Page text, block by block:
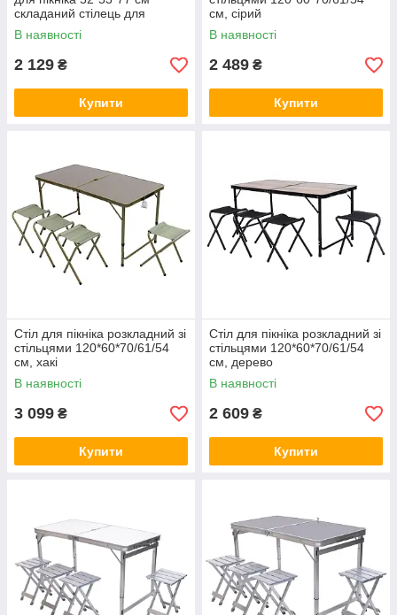
складаний стілець для
кемпінгу з алюмінієвим
каркасом беж
В наявності
2 129 ₴
Купити
см, сірий
В наявності
2 489 ₴
Купити
Стіл для пікніка розкладний зі
стільцями 120*60*70/61/54
см, хакі
В наявності
3 099 ₴
Купити
Стіл для пікніка розкладний зі
стільцями 120*60*70/61/54
см, дерево
В наявності
2 609 ₴
Купити